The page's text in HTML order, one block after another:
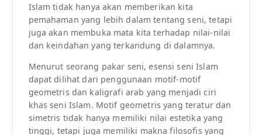
Islam tidak hanya akan memberikan kita
pemahaman yang lebih dalam tentang seni, tetapi
juga akan membuka mata kita terhadap nilai-nilai
dan keindahan yang terkandung di dalamnya.
Menurut seorang pakar seni, esensi seni Islam
dapat dilihat dari penggunaan motif-motif
geometris dan kaligrafi arab yang menjadi ciri
khas seni Islam. Motif geometris yang teratur dan
simetris tidak hanya memiliki nilai estetika yang
tinggi, tetapi juga memiliki makna filosofis yang